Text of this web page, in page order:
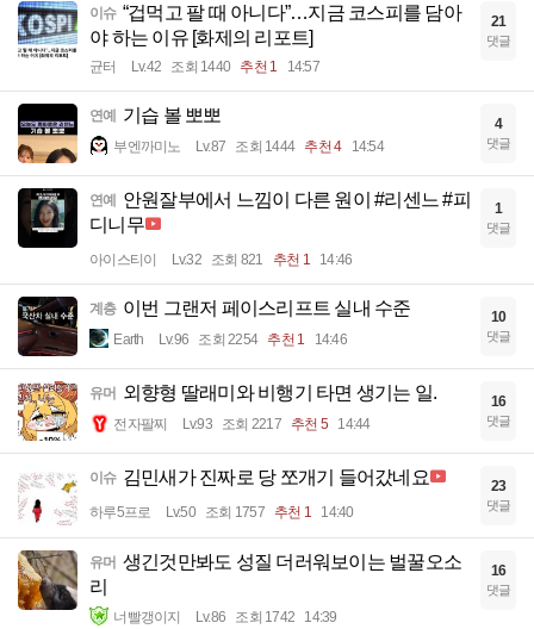
이슈 “겁먹고 팔 때 아니다”…지금 코스피를 담아
야 하는 이유 [화제의 리포트]
균터 Lv.42 조회 1440 추천 1 14:57
21
댓글
연예 기습 볼 뽀뽀
부엔까미노 Lv.87 조회 1444 추천 4 14:54
4
댓글
연예
안원잘부에서 느낌이 다른 원이 #리센느 #피
디니무
아이스티이 Lv.32 조회 821 추천 1 14:46
1
댓글
계층 이번 그랜저 페이스리프트 실내 수준
Earth Lv.96 조회 2254 추천 1 14:46
10
댓글
유머 외향형 딸래미와 비행기 타면 생기는 일.
전자팔찌 Lv.93 조회 2217 추천 5 14:44
16
댓글
이슈 김민새가 진짜로 당 쪼개기 들어갔네요
하루5프로 Lv.50 조회 1757 추천 1 14:40
23
댓글
유머 생긴것만봐도 성질 더러워보이는 벌꿀오소
리
너빨갱이지 Lv.86 조회 1742 14:39
16
댓글